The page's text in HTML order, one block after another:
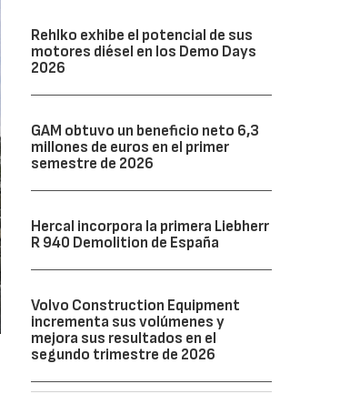
Rehlko exhibe el potencial de sus
motores diésel en los Demo Days
2026
GAM obtuvo un beneficio neto 6,3
millones de euros en el primer
semestre de 2026
Hercal incorpora la primera Liebherr
R 940 Demolition de España
Volvo Construction Equipment
incrementa sus volúmenes y
mejora sus resultados en el
segundo trimestre de 2026